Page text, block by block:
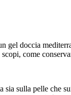
gel doccia
come
sia sulla pelle che